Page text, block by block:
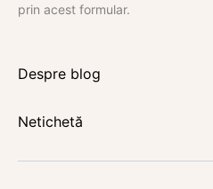
prin acest formular.
Despre blog
Netichetă